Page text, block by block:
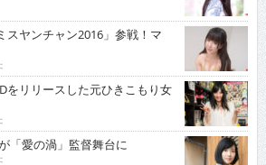
ヤンチャン2016」参戦！マ
リリースした元ひきこもり女
「愛の渦」監督舞台に